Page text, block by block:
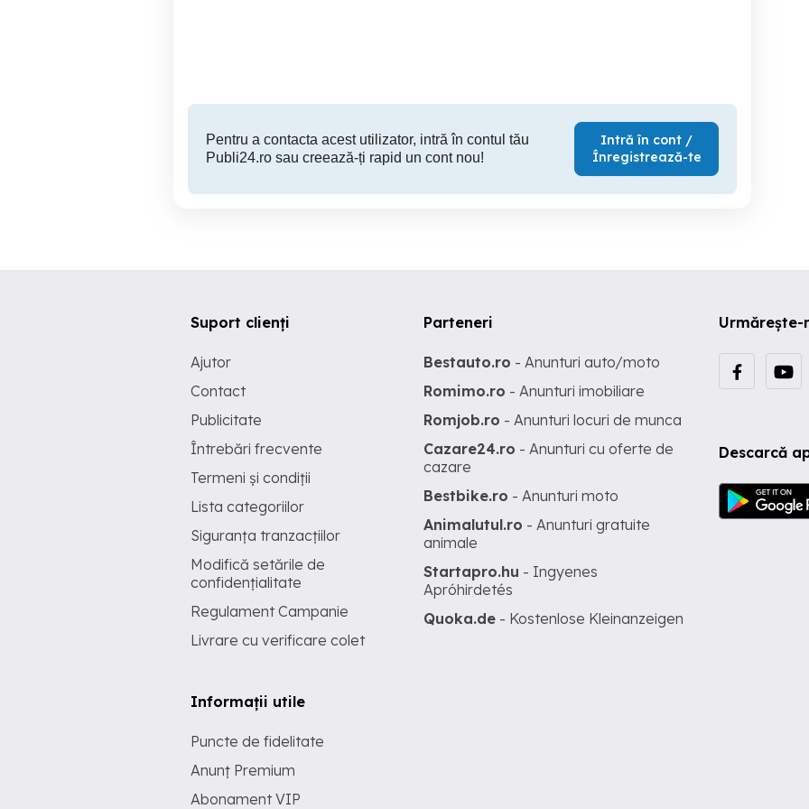
Pentru a contacta acest utilizator, intră în contul tău
Publi24.ro sau creează-ți rapid un cont nou!
Intră în cont /
Înregistrează-te
Urmărește-
Descarcă
Suport clienți
Ajutor
Contact
Publicitate
Întrebări frecvente
Termeni și condiții
Lista categoriilor
Siguranța tranzacțiilor
Modifică setările de
confidențialitate
Regulament Campanie
Livrare cu verificare colet
Informații utile
Puncte de fidelitate
Anunț Premium
Abonament VIP
Parteneri
Bestauto.ro - Anunturi auto/moto
Romimo.ro - Anunturi imobiliare
Romjob.ro - Anunturi locuri de munca
Cazare24.ro - Anunturi cu oferte de
cazare
Bestbike.ro - Anunturi moto
Animalutul.ro - Anunturi gratuite
animale
Startapro.hu - Ingyenes
Apróhirdetés
Quoka.de - Kostenlose Kleinanzeigen